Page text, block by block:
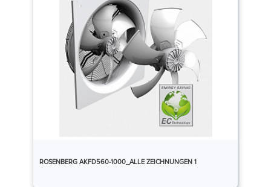
ROSENBERG AKFD560-1000_ALLE ZEICHNUNGEN 1